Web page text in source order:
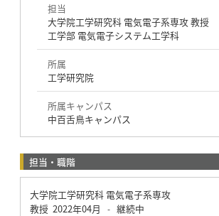
担当
大学院工学研究科 電気電子系専攻 教授
工学部 電気電子システム工学科
所属
工学研究院
所属キャンパス
中百舌鳥キャンパス
担当・職階
大学院工学研究科 電気電子系専攻
教授 2022年04月 - 継続中